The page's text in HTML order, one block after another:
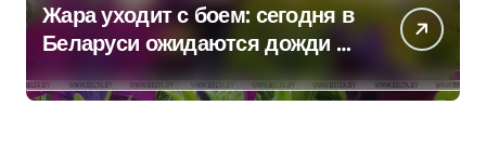
Жара уходит с боем: сегодня в
Беларуси ожидаются дожди и
грозы